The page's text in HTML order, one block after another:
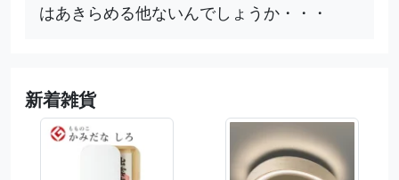
はあきらめる他ないんでしょうか・・・
新着雑貨